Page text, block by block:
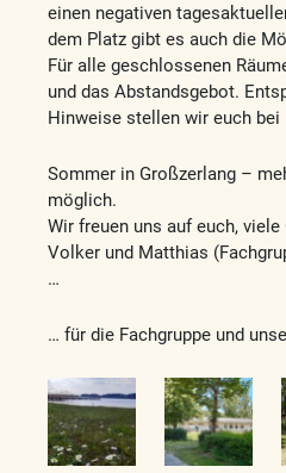
einen negativen
dem Platz gibt es auch die
Für alle geschlossenen
und das Abstandsgebot.
Hinweise stellen wir euch bei
Sommer in Großzerlang –
möglich.
Wir freuen uns auf euch, viele
Volker und Matthias
…
… für die Fachgruppe und